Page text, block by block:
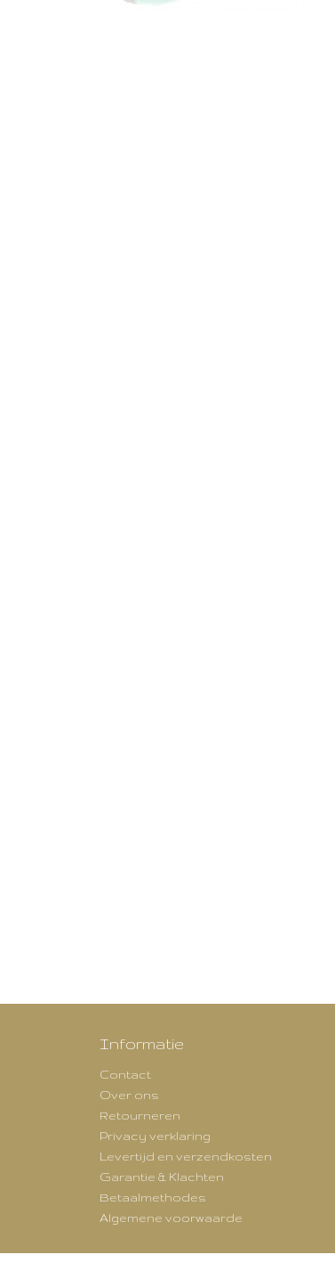
Informatie
Contact
Over ons
Retourneren
Privacy verklaring
Levertijd en verzendkosten
Garantie & Klachten
Betaalmethodes
Algemene voorwaarde